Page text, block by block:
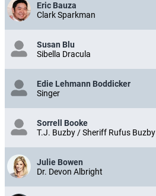
Eric Bauza
Clark Sparkman
Susan Blu
Sibella Dracula
Edie Lehmann Boddicker
Singer
Sorrell Booke
T.J. Buzby / Sheriff Rufus Buzby
Julie Bowen
Dr. Devon Albright